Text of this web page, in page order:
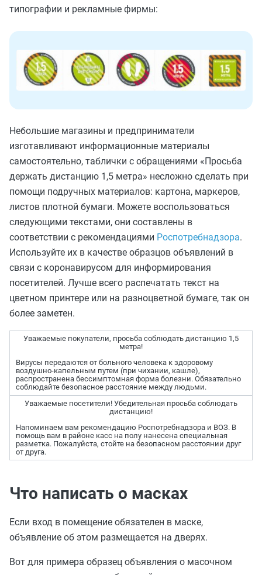
типографии и рекламные фирмы:
Небольшие магазины и предприниматели
изготавливают информационные материалы
самостоятельно, таблички с обращениями «Просьба
держать дистанцию 1,5 метра» несложно сделать при
помощи подручных материалов: картона, маркеров,
листов плотной бумаги. Можете воспользоваться
следующими текстами, они составлены в
соответствии с рекомендациями Роспотребнадзора.
Используйте их в качестве образцов объявлений в
связи с коронавирусом для информирования
посетителей. Лучше всего распечатать текст на
цветном принтере или на разноцветной бумаге, так он
более заметен.
Уважаемые покупатели, просьба соблюдать дистанцию 1,5
метра!
Вирусы передаются от больного человека к здоровому
воздушно-капельным путем (при чихании, кашле),
распространена бессимптомная форма болезни. Обязательно
соблюдайте безопасное расстояние между людьми.
Уважаемые посетители! Убедительная просьба соблюдать
дистанцию!
Напоминаем вам рекомендацию Роспотребнадзора и ВОЗ. В
помощь вам в районе касс на полу нанесена специальная
разметка. Пожалуйста, стойте на безопасном расстоянии друг
от друга.
Что написать о масках
Если вход в помещение обязателен в маске,
объявление об этом размещается на дверях.
Вот для примера образец объявления о масочном